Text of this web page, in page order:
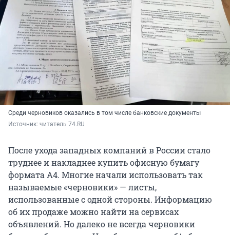
Среди черновиков оказались в том числе банковские документы
Источник: читатель 74.RU
После ухода западных компаний в России стало
труднее и накладнее купить офисную бумагу
формата А4. Многие начали использовать так
называемые «черновики» — листы,
использованные с одной стороны. Информацию
об их продаже можно найти на сервисах
объявлений. Но далеко не всегда черновики